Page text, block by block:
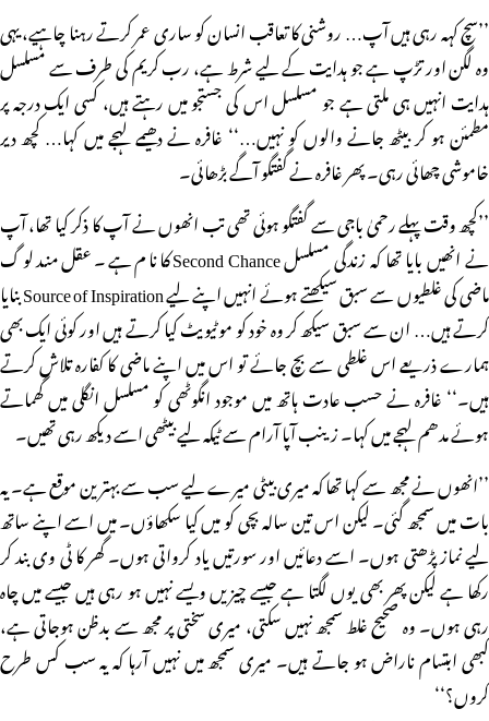
’’سچ کہہ رہی ہیں آپ… روشنی کا تعاقب انسان کو ساری عمر کرتے رہنا چاہیے، یہی
وہ لگن اور تڑپ ہے جو ہدایت کے لیے شرط ہے، رب کریم کی طرف سے مسلسل
ہدایت انہیں ہی ملتی ہے جو مسلسل اس کی جستجو میں رہتے ہیں، کسی ایک درجہ پر
مطمئن ہو کر بیٹھ جانے والوں کو نہیں…‘‘ غافرہ نے دھیمے لہجے میں کہا… کچھ دیر
خاموشی چھائی رہی۔ پھر غافرہ نے گفتگو آگے بڑھائی۔
’’کچھ وقت پہلے رحمیٰ باجی سے گفتگو ہوئی تھی تب انھوں نے آپ کا ذکر کیا تھا، آپ
نے انھیں بایا تھا کہ زندگی مسلسل Second Chance کا نام ہے۔ عقل مند لوگ
ماضی کی غلطیوں سے سبق سیکھتے ہوئے انہیں اپنے لیے Source of Inspiration بنایا
کرتے ہیں… ان سے سبق سیکھ کر وہ خود کو موٹیویٹ کیا کرتے ہیں اور کوئی ایک بھی
ہمارے ذریعے اس غلطی سے بچ جائے تو اس میں اپنے ماضی کا کفارہ تلاش کرتے
ہیں۔‘‘ غافرہ نے حسب عادت ہاتھ میں موجود انگوٹھی کو مسلسل انگلی میں گھماتے
ہوئے مدھم لہجے میں کہا۔ زینب آپا آرام سے ٹیکہ لیے بیٹھی اسے دیکھ رہی تھیں۔
’’انھوں نے مجھ سے کہا تھا کہ میری بیٹی میرے لیے سب سے بہترین موقع ہے۔ یہ
بات میں سمجھ گئی۔ لیکن اس تین سالہ بچی کو میں کیا سکھاؤں۔ میں اسے اپنے ساتھ
لیے نماز پڑھتی ہوں۔ اسے دعائیں اور سورتیں یاد کرواتی ہوں۔ گھر کا ٹی وی بند کر
رکھا ہے لیکن پھر بھی یوں لگتا ہے جیسے چیزیں ویسے نہیں ہو رہی ہیں جیسے میں چاہ
رہی ہوں۔ وہ صحیح غلط سمجھ نہیں سکتی، میری سختی پر مجھ سے بدظن ہوجاتی ہے،
کبھی ابتسام ناراض ہو جاتے ہیں۔ میری سمجھ میں نہیں آرہا کہ یہ سب کس طرح
کروں؟‘‘